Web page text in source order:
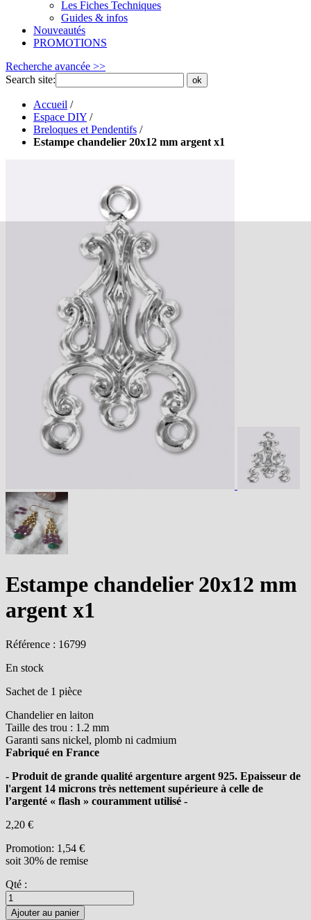
Les Fiches Techniques
Guides & infos
Nouveautés
PROMOTIONS
Recherche avancée >>
Search site:
ok
Accueil /
Espace DIY /
Breloques et Pendentifs /
Estampe chandelier 20x12 mm argent x1
Estampe chandelier 20x12 mm
argent x1
Référence : 16799
En stock
Sachet de 1 pièce
Chandelier en laiton
Taille des trou : 1.2 mm
Garanti sans nickel, plomb ni cadmium
Fabriqué en France
- Produit de grande qualité argenture argent 925. Epaisseur de
l'argent 14 microns très nettement supérieure à celle de
l’argenté « flash » couramment utilisé -
2,20 €
Promotion: 1,54 €
soit 30% de remise
Qté :
Ajouter au panier